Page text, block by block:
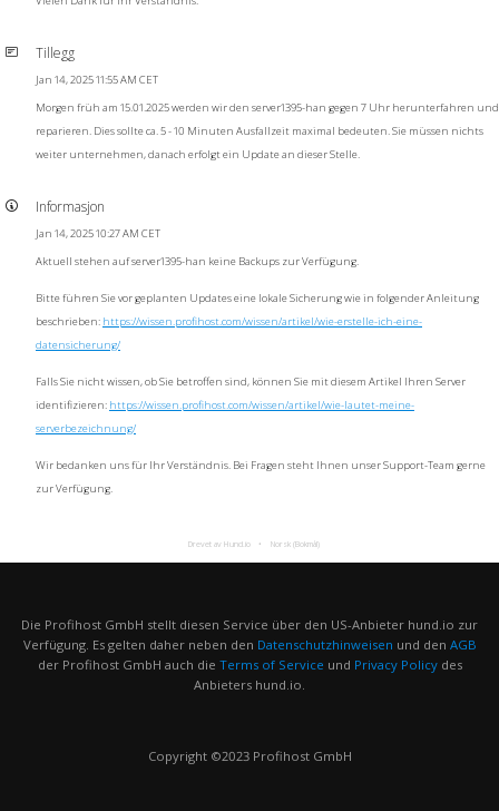
Tillegg
Jan 14, 2025 11:55 AM CET
Morgen früh am 15.01.2025 werden wir den server1395-han gegen 7 Uhr herunterfahren und
reparieren. Dies sollte ca. 5 - 10 Minuten Ausfallzeit maximal bedeuten. Sie müssen nichts
weiter unternehmen, danach erfolgt ein Update an dieser Stelle.
Informasjon
Jan 14, 2025 10:27 AM CET
Aktuell stehen auf server1395-han keine Backups zur Verfügung.
Bitte führen Sie vor geplanten Updates eine lokale Sicherung wie in folgender Anleitung
beschrieben: https://wissen.profihost.com/wissen/artikel/wie-erstelle-ich-eine-
datensicherung/
Falls Sie nicht wissen, ob Sie betroffen sind, können Sie mit diesem Artikel Ihren Server
identifizieren: https://wissen.profihost.com/wissen/artikel/wie-lautet-meine-
serverbezeichnung/
Wir bedanken uns für Ihr Verständnis. Bei Fragen steht Ihnen unser Support-Team gerne
zur Verfügung.
Drevet av Hund.io Norsk (Bokmål)
Die Profihost GmbH stellt diesen Service über den US-Anbieter hund.io zur
Verfügung. Es gelten daher neben den Datenschutzhinweisen und den AGB
der Profihost GmbH auch die Terms of Service und Privacy Policydes
Anbieters hund.io.
Copyright ©2023 Profihost GmbH